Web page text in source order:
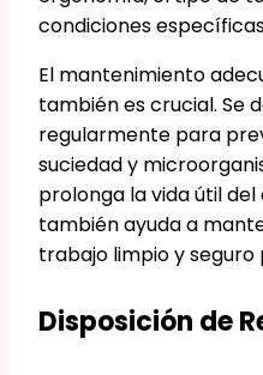
condiciones
El mantenimiento
también es crucial. Se
regularmente para
suciedad y
prolonga la vida útil del
también ayuda a
trabajo limpio y seguro
Disposición de